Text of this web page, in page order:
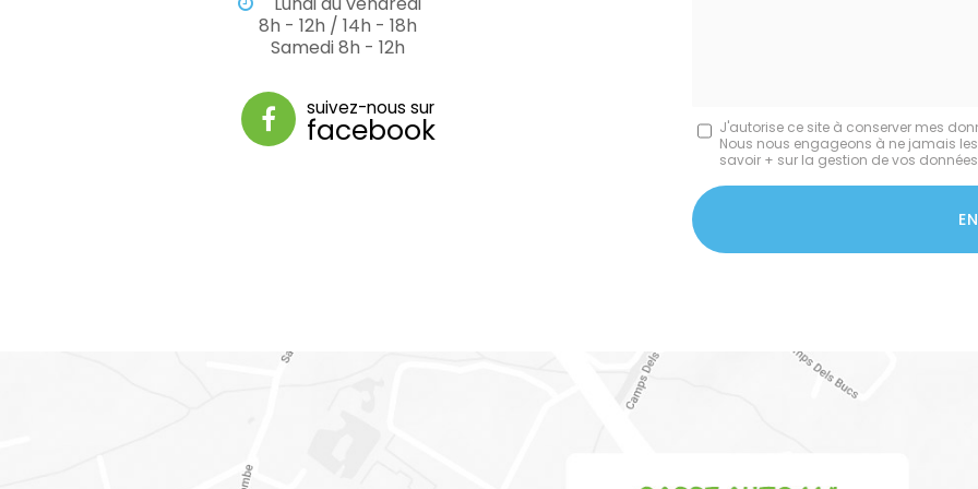
8h - 12h / 14h - 18h
Samedi 8h - 12h
suivez-nous sur
facebook
Message
J'autorise ce site à conserver mes
Nous nous engageons à ne jamais
savoir + sur la gestion de vos
Acceptation
RGPD
*